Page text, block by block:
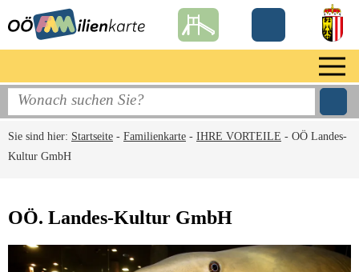
Sie sind hier: Startseite - Familienkarte - IHRE VORTEILE - OÖ Landes-
Kultur GmbH
OÖ. Landes-Kultur GmbH